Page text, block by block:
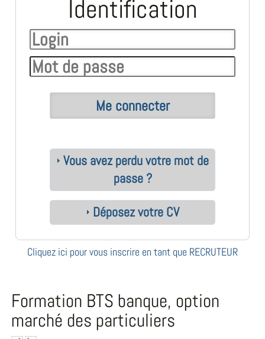
Identification
Vous avez perdu votre mot de
passe ?
Déposez votre CV
Cliquez ici pour vous inscrire en tant que RECRUTEUR
Formation BTS banque, option
marché des particuliers